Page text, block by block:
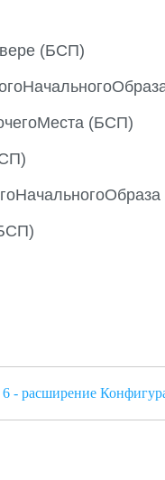
(БСП)
(БСП)
- расширение